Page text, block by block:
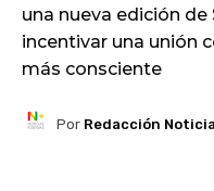
una nueva edición
incentivar una unión
más consciente
Por Redacción